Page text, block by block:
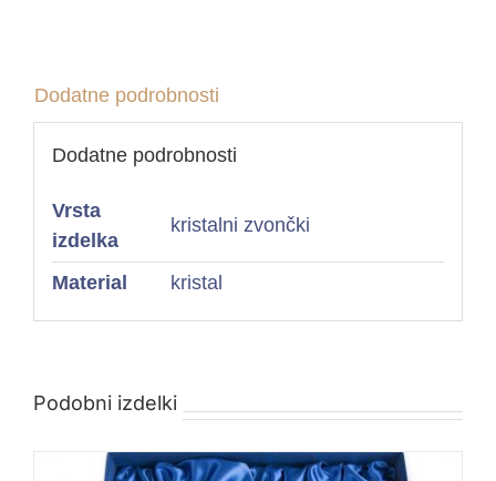
Dodatne podrobnosti
Dodatne podrobnosti
Vrsta
izdelka
kristalni zvončki
Material kristal
Podobni izdelki